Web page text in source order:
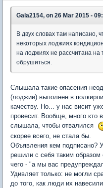
Gala2154, on 26 Mar 2015 -
В двух словах там написано,
некоторых лоджиях
на лоджиях не рассчитана на
обрушиться.
Слышала такие опасения
(лоджии) выполнен в
качеству. Но... у нас висит
провесит. Вообще, много кто
слышала, чтобы отвалился
скорее всего, не стала бы.
Объявления кем подписано?
решили с себя таким образом
чего - "а мы вас
Удивляет только: не могли
до того, как люди их